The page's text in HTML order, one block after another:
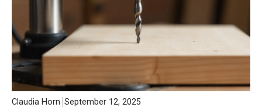
Claudia Horn September 12, 2025